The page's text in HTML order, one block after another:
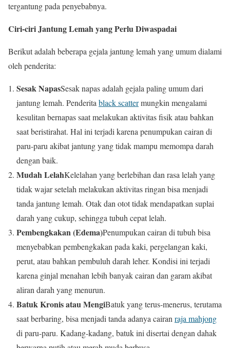
tergantung pada penyebabnya.
Ciri-ciri Jantung Lemah yang Perlu Diwaspadai
Berikut adalah beberapa gejala jantung lemah yang umum dialami
oleh penderita:
Sesak NapasSesak napas adalah gejala paling umum dari
jantung lemah. Penderita black scattermungkin mengalami
kesulitan bernapas saat melakukan aktivitas fisik atau bahkan
saat beristirahat. Hal ini terjadi karena penumpukan cairan di
paru-paru akibat jantung yang tidak mampu memompa darah
dengan baik.
Mudah LelahKelelahan yang berlebihan dan rasa lelah yang
tidak wajar setelah melakukan aktivitas ringan bisa menjadi
tanda jantung lemah. Otak dan otot tidak mendapatkan suplai
darah yang cukup, sehingga tubuh cepat lelah.
Pembengkakan (Edema)Penumpukan cairan di tubuh bisa
menyebabkan pembengkakan pada kaki, pergelangan kaki,
perut, atau bahkan pembuluh darah leher. Kondisi ini terjadi
karena ginjal menahan lebih banyak cairan dan garam akibat
aliran darah yang menurun.
Batuk Kronis atau MengiBatuk yang terus-menerus, terutama
saat berbaring, bisa menjadi tanda adanya cairan raja mahjong
di paru-paru. Kadang-kadang, batuk ini disertai dengan dahak